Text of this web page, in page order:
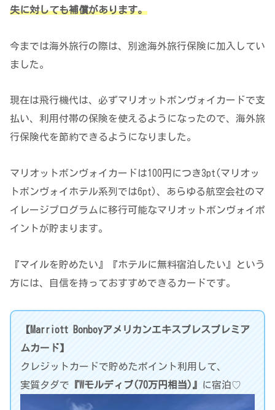
失に対しても補償があります。
今までは海外旅行の際は、別途海外旅行保険に加入してい
ました。
現在は飛行機代は、必ずマリオットボンヴォイカードで支
払い、利用付帯の保険を使えるようになったので、海外旅
行保険代を節約できるようになりました。
マリオットボンヴォイカードは100円につき3pt(マリオッ
トボンヴォイホテル系列では6pt)、あらゆる航空会社のマ
イレージプログラムに移行可能なマリオットボンヴォイポ
イントが貯まります。
『マイルを貯めたい』『ホテルに無料宿泊したい』という
方には、自信を持っておすすめできるカードです。
【Marriott Bonboyアメリカンエキスプレスプレミア
ムカード】
クレジットカードで貯めたポイント利用して、
実質タダで 『Wモルディブ(70万円相当)』 に宿泊♡